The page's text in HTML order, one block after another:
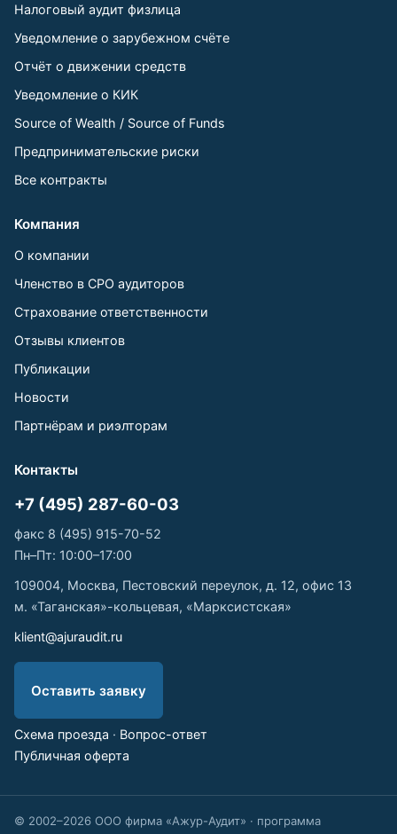
Налоговый аудит физлица
Уведомление о зарубежном счёте
Отчёт о движении средств
Уведомление о КИК
Source of Wealth / Source of Funds
Предпринимательские риски
Все контракты
Компания
О компании
Членство в СРО аудиторов
Страхование ответственности
Отзывы клиентов
Публикации
Новости
Партнёрам и риэлторам
Контакты
+7 (495) 287-60-03
факс 8 (495) 915-70-52
Пн–Пт: 10:00–17:00
109004, Москва, Пестовский переулок, д. 12, офис 13
м. «Таганская»-кольцевая, «Марксистская»
klient@ajuraudit.ru
Оставить заявку
Схема проезда · Вопрос-ответ
Публичная оферта
© 2002–2026 ООО фирма «Ажур-Аудит» · программа